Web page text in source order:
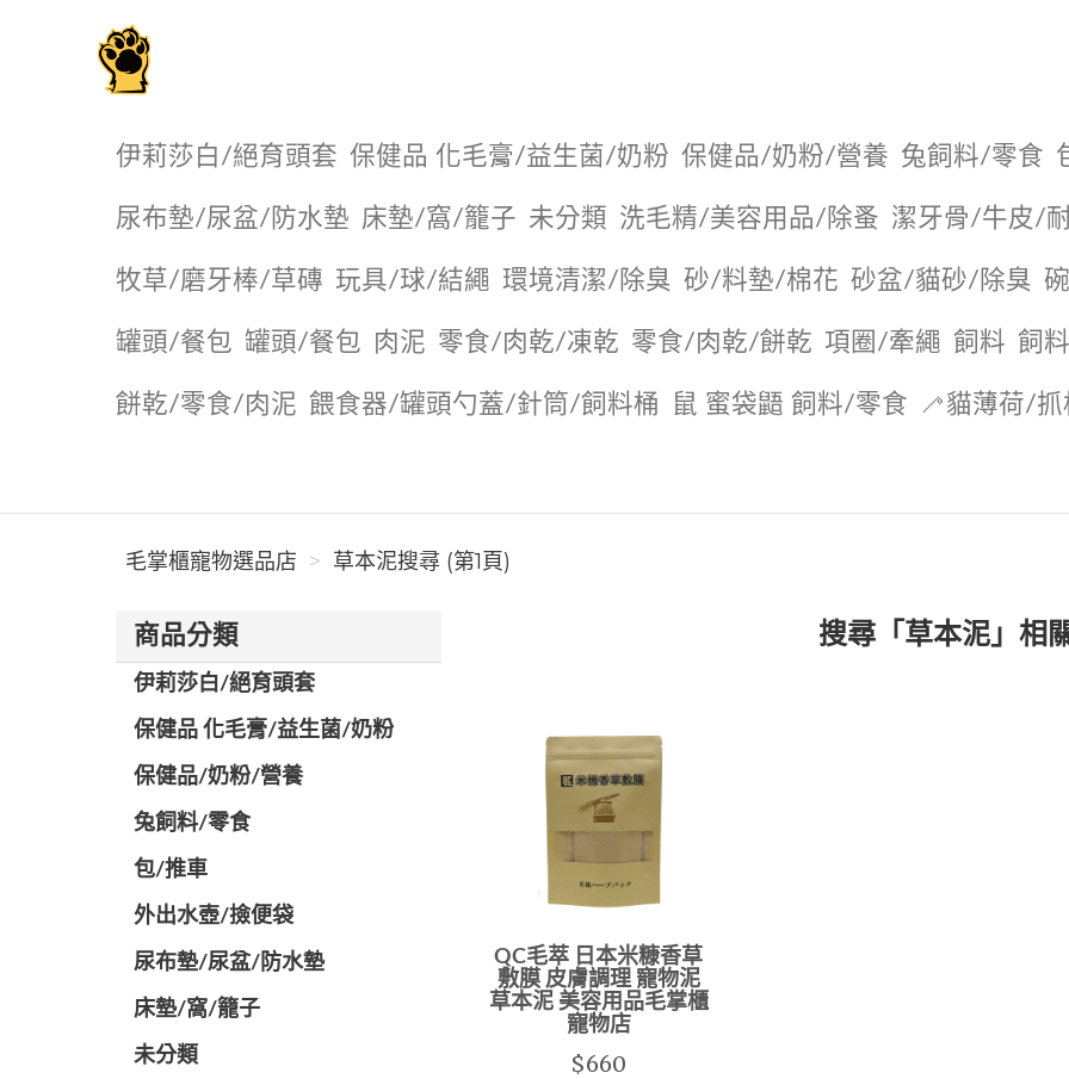
伊莉莎白/絕育頭套 保健品 化毛膏/益生菌/奶粉 保健品/奶粉/營養 兔飼料/零食
尿布墊/尿盆/防水墊 ️床墊/窩/籠子 未分類 洗毛精/美容用品/除蚤 潔牙骨/牛皮/
牧草/磨牙棒/草磚 玩具/球/結繩 環境清潔/除臭 砂/料墊/棉花 砂盆/貓砂/除臭
罐頭/餐包 罐頭/餐包 肉泥 零食/肉乾/凍乾 零食/肉乾/餅乾 項圈/牽繩 飼料 飼
餅乾/零食/肉泥 餵食器/罐頭勺蓋/針筒/飼料桶 鼠 蜜袋鼯 飼料/零食 🦯貓薄荷/
毛掌櫃寵物選品店 草本泥搜尋 (第1頁)
商品分類
伊莉莎白/絕育頭套
保健品 化毛膏/益生菌/奶粉
保健品/奶粉/營養
兔飼料/零食
包/推車
外出水壺/撿便袋
尿布墊/尿盆/防水墊
️床墊/窩/籠子
未分類
搜尋「草本泥」相
QC毛萃 日本米糠香草
敷膜 皮膚調理 寵物泥
草本泥 美容用品毛掌櫃
寵物店
$660